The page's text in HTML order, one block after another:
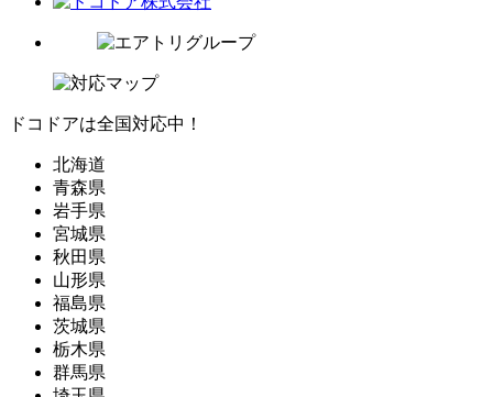
ドコドアは全国対応中！
北海道
青森県
岩手県
宮城県
秋田県
山形県
福島県
茨城県
栃木県
群馬県